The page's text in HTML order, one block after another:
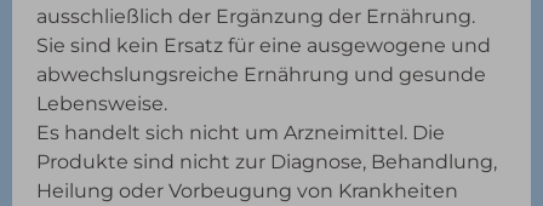
ausschließlich der Ergänzung der Ernährung.
Sie sind kein Ersatz für eine ausgewogene und
abwechslungsreiche Ernährung und gesunde
Lebensweise.
Es handelt sich nicht um Arzneimittel. Die
Produkte sind nicht zur Diagnose, Behandlung,
Heilung oder Vorbeugung von Krankheiten